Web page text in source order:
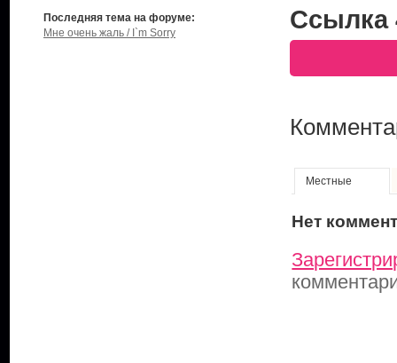
Последняя тема на форуме:
Мне очень жаль / I`m Sorry
Ссылка
Местные
Нет